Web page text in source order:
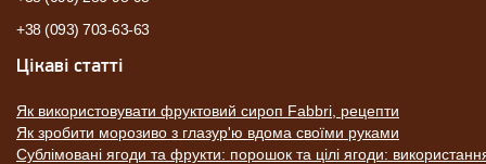
+38 (093) 703-63-63
Цікаві статті
Як використовувати фруктовий сироп Fabbri, рецепти
Як зробити морозиво з глазур'ю вдома своїми руками
Сублімовані ягоди та фрукти: порошок та цілі ягоди: